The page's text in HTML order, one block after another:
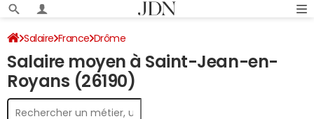
Salaire France Drôme
Salaire moyen à Saint-Jean-en-
Royans (26190)